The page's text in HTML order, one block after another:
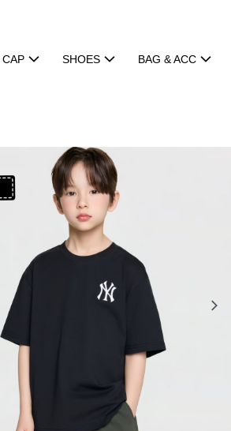
CAP SHOES BAG & ACC